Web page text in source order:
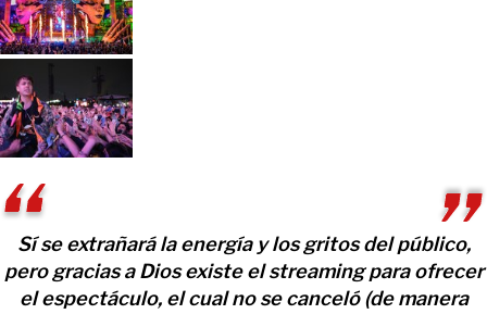
Sí se extrañará la energía y los gritos del público,
pero gracias a Dios existe el streaming para ofrecer
el espectáculo, el cual no se canceló (de manera